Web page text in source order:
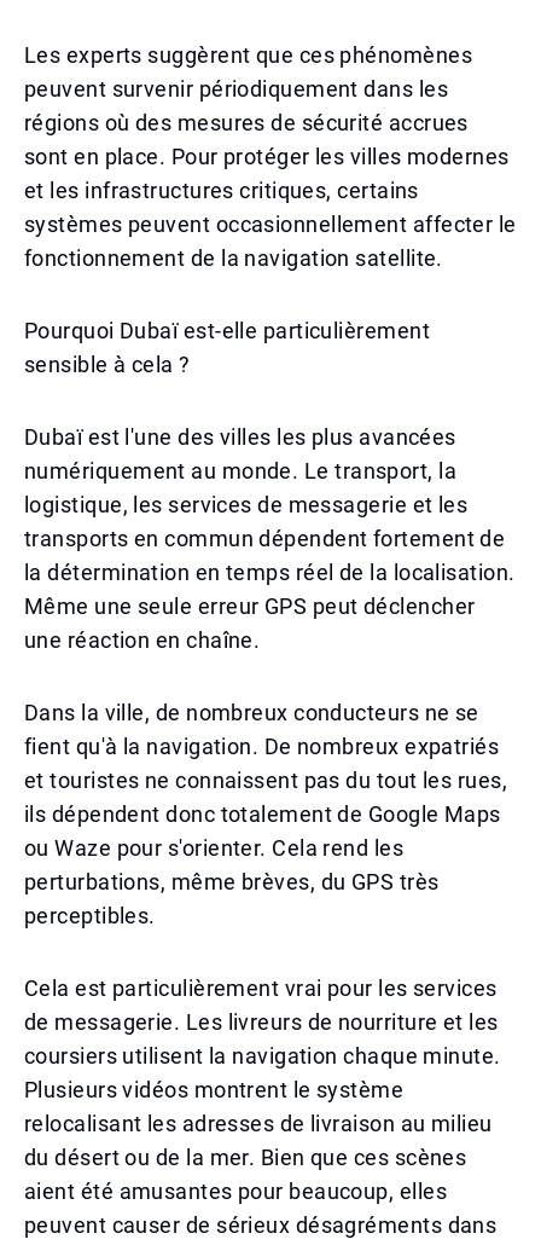
Les experts suggèrent que ces phénomènes
peuvent survenir périodiquement dans les
régions où des mesures de sécurité accrues
sont en place. Pour protéger les villes modernes
et les infrastructures critiques, certains
systèmes peuvent occasionnellement affecter le
fonctionnement de la navigation satellite.
Pourquoi Dubaï est-elle particulièrement
sensible à cela ?
Dubaï est l'une des villes les plus avancées
numériquement au monde. Le transport, la
logistique, les services de messagerie et les
transports en commun dépendent fortement de
la détermination en temps réel de la localisation.
Même une seule erreur GPS peut déclencher
une réaction en chaîne.
Dans la ville, de nombreux conducteurs ne se
fient qu'à la navigation. De nombreux expatriés
et touristes ne connaissent pas du tout les rues,
ils dépendent donc totalement de Google Maps
ou Waze pour s'orienter. Cela rend les
perturbations, même brèves, du GPS très
perceptibles.
Cela est particulièrement vrai pour les services
de messagerie. Les livreurs de nourriture et les
coursiers utilisent la navigation chaque minute.
Plusieurs vidéos montrent le système
relocalisant les adresses de livraison au milieu
du désert ou de la mer. Bien que ces scènes
aient été amusantes pour beaucoup, elles
peuvent causer de sérieux désagréments dans